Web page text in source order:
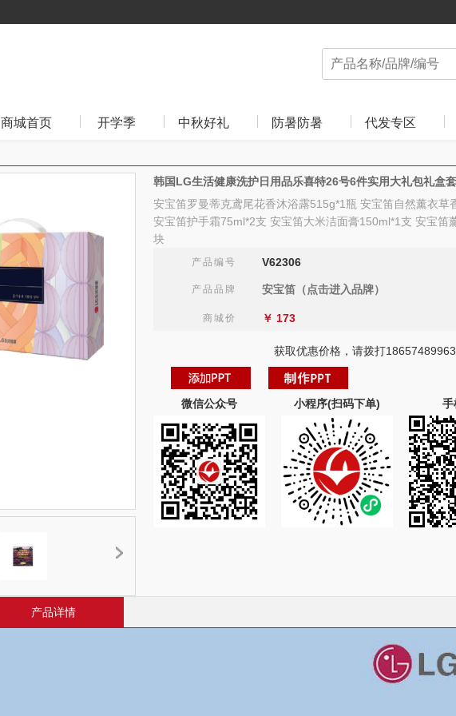
商城首页 开学季 中秋好礼 防暑防暑 代发专区
韩国LG生活健康洗护日用品乐喜特26号6件实用大礼包礼盒
安宝笛罗曼蒂克鸢尾花香沐浴露515g*1瓶 安宝笛自然薰衣草
安宝笛护手霜75ml*2支 安宝笛大米洁面膏150ml*1支 安宝笛
块
产品编号 V62306
产品品牌 安宝笛（点击进入品牌）
商城价 ￥ 173
获取优惠价格，请拨打18657489963
微信公众号 小程序(扫码下单) 手
产品详情